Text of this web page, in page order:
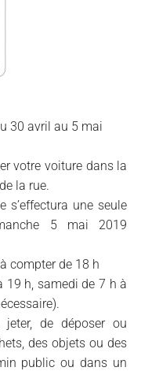
30 avril au 5 mai
votre voiture dans la
la rue.
s’effectura une seule
5 mai 2019
compter de 18 h
19 h, samedi de 7 h à
de déposer ou
des objets ou des
public ou dans un